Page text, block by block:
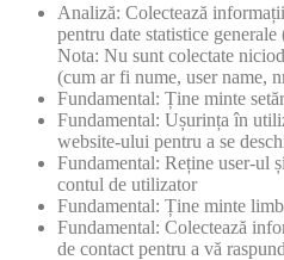
Analiză: Colectează
pentru date statistice
Nota: Nu sunt colectate
(cum ar fi nume, user name,
Fundamental: Ține minte
Fundamental: Ușurința în
website-ului pentru a se
Fundamental: Reține user-ul
contul de utilizator
Fundamental: Ține minte
Fundamental: Colectează
de contact pentru a vă